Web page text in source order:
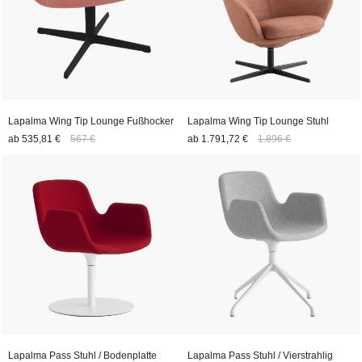
Lieferung der Lapalma Outdoor-Möbel „frei Haus"
Wenn Sie sich rund um die Produktwelt Lapalma Outdoor
beraten lassen möchten, steht Ihnen das Team der Villa Schmidt
jederzeit zur Verfügung. Rufen Sie einfach an. Sie können die
liefern Ihnen die Möbel dieser Marke „frei Haus" innerhalb der
Lapalma Wing Tip Lounge Fußhocker
ab 535,81 € 567 €
Lapalma Wing Tip Lounge Stuhl
ab 1.791,72 € 1.896 €
Lapalma Pass Stuhl / Bodenplatte Lapalma Pass Stuhl / Vierstrahlig